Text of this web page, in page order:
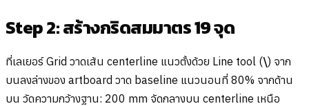
Step 2: สร้างกริดสมมาตร 19 จุด
ที่เลเยอร์ Grid วาดเส้น centerline แนวตั้งด้วย Line tool (\) จาก
บนลงล่างของ artboard วาด baseline แนวนอนที่ 80% จากด้าน
บน วัดความกว้างฐาน: 200 mm จัดกลางบน centerline เหนือ